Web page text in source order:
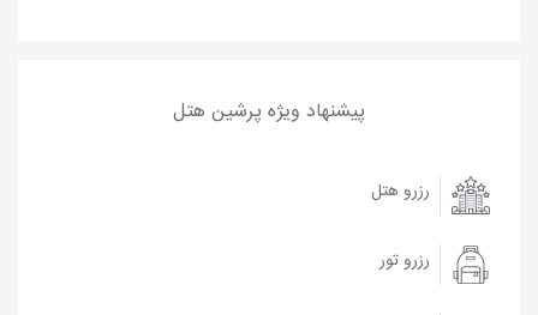
پیشنهاد ویژه پرشین هتل
رزرو هتل
رزرو تور